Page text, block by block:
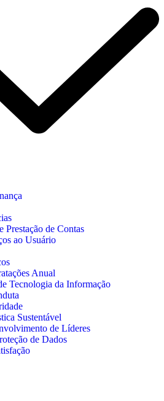
Prestação de Contas
ao Usuário
Anual
Tecnologia da Informação
Sustentável
de Líderes
de Dados